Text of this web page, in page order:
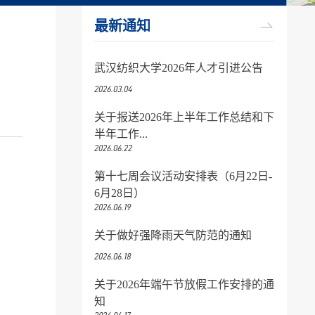
最新通知
武汉纺织大学2026年人才引进公告
2026.03.04
关于报送2026年上半年工作总结和下
半年工作...
2026.06.22
第十七周会议活动安排表（6月22日-
6月28日）
2026.06.19
关于做好强降雨天气防范的通知
2026.06.18
关于2026年端午节放假工作安排的通
知